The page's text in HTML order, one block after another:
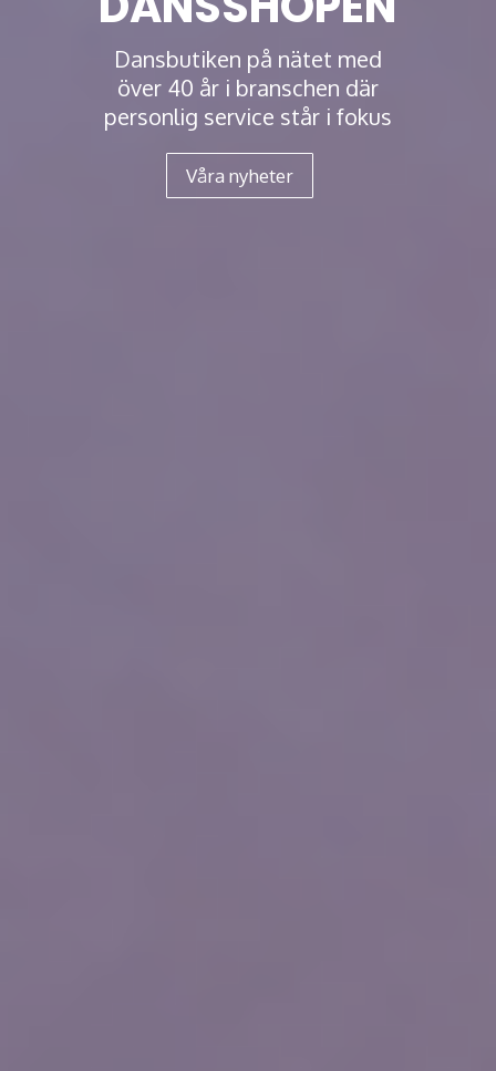
Dansbutiken på nätet med
över 40 år i branschen där
personlig service står i fokus
Våra nyheter